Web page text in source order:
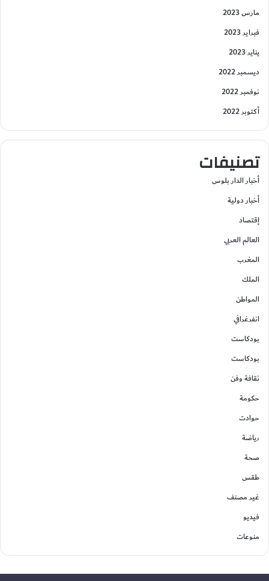
مارس 2023
فبراير 2023
يناير 2023
ديسمبر 2022
نوفمبر 2022
أكتوبر 2022
تصنيفات
أخبار الدار بلوس
أخبار دولية
إقتصاد
العالم العربي
المغرب
الملك
المواطن
انفرغرافي
بودكاست
بودكاست
ثقافة وفن
حكومة
حوادت
رياضة
صحة
طقس
غير مصنف
فيديو
منوعات